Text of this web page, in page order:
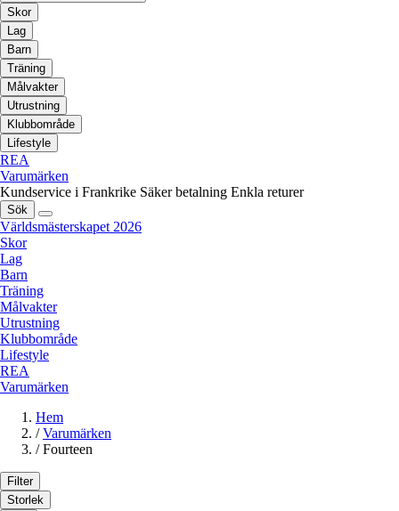
Skor
Lag
Barn
Träning
Målvakter
Utrustning
Klubbområde
Lifestyle
REA
Varumärken
Kundservice i Frankrike Säker betalning Enkla returer
Sök
Världsmästerskapet 2026
Skor
Lag
Barn
Träning
Målvakter
Utrustning
Klubbområde
Lifestyle
REA
Varumärken
Hem
/ Varumärken
/ Fourteen
Filter
Storlek